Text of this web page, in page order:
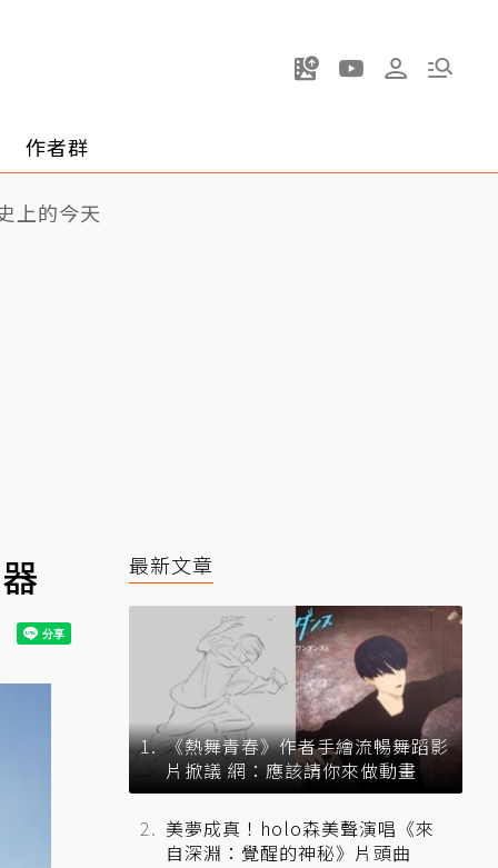
作者群
上的今天
最新文章
《熱舞青春》作者手繪流暢舞蹈影
片掀議 網：應該請你來做動畫
美夢成真！holo森美聲演唱《來
自深淵：覺醒的神秘》片頭曲